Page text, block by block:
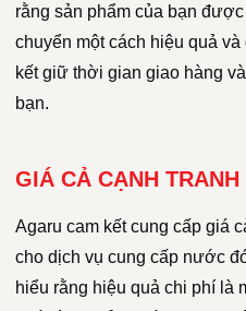
rằng sản phẩm của bạn
chuyển một cách hiệu quả
kết giữ thời gian giao hàng
bạn.
GIÁ CẢ CẠNH TRANH
Agaru cam kết cung cấp giá
cho dịch vụ cung cấp nước
hiểu rằng hiệu quả chi phí là